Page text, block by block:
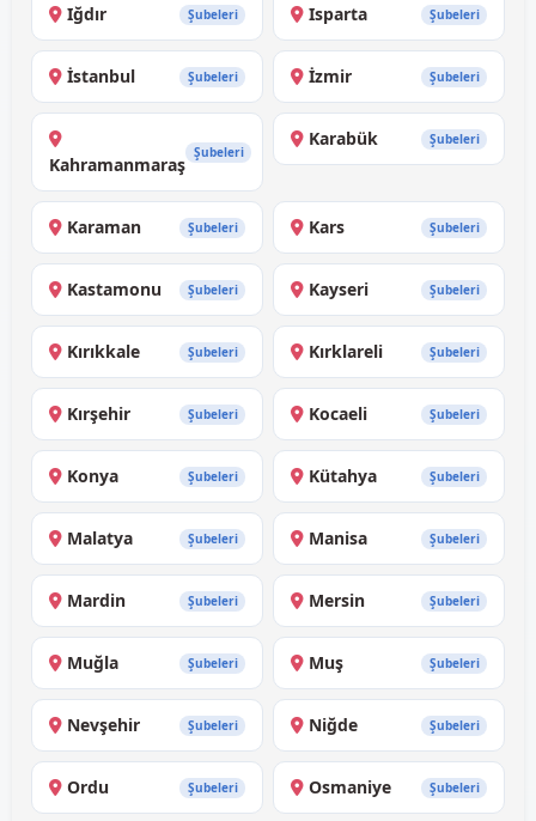
Iğdır Şubeleri Isparta Şubeleri
İstanbul Şubeleri İzmir Şubeleri
Kahramanmaraş
Şubeleri
Karabük Şubeleri
Karaman Şubeleri Kars Şubeleri
Kastamonu Şubeleri Kayseri Şubeleri
Kırıkkale Şubeleri Kırklareli Şubeleri
Kırşehir Şubeleri Kocaeli Şubeleri
Konya Şubeleri Kütahya Şubeleri
Malatya Şubeleri Manisa Şubeleri
Mardin Şubeleri Mersin Şubeleri
Muğla Şubeleri Muş Şubeleri
Nevşehir Şubeleri Niğde Şubeleri
Ordu Şubeleri Osmaniye Şubeleri